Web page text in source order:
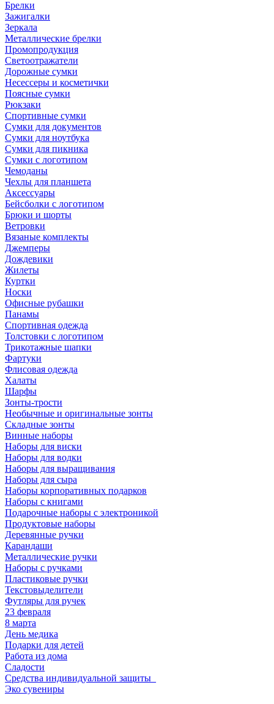
Брелки
Зажигалки
Зеркала
Металлические брелки
Промопродукция
Светоотражатели
Дорожные сумки
Несессеры и косметички
Поясные сумки
Рюкзаки
Спортивные сумки
Сумки для документов
Сумки для ноутбука
Сумки для пикника
Сумки с логотипом
Чемоданы
Чехлы для планшета
Аксессуары
Бейсболки с логотипом
Брюки и шорты
Ветровки
Вязаные комплекты
Джемперы
Дождевики
Жилеты
Куртки
Носки
Офисные рубашки
Панамы
Спортивная одежда
Толстовки с логотипом
Трикотажные шапки
Фартуки
Флисовая одежда
Халаты
Шарфы
Зонты-трости
Необычные и оригинальные зонты
Складные зонты
Винные наборы
Наборы для виски
Наборы для водки
Наборы для выращивания
Наборы для сыра
Наборы корпоративных подарков
Наборы с книгами
Подарочные наборы с электроникой
Продуктовые наборы
Деревянные ручки
Карандаши
Металлические ручки
Наборы с ручками
Пластиковые ручки
Текстовыделители
Футляры для ручек
23 февраля
8 марта
День медика
Подарки для детей
Работа из дома
Сладости
Средства индивидуальной защиты_
Эко сувениры